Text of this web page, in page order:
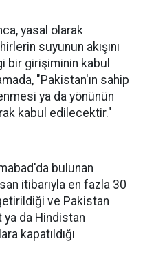
yasal olarak
suyunun akışını
bir girişiminin kabul
"Pakistan'ın sahip
ya da yönünün
kabul edilecektir."
bulunan
itibarıyla en fazla 30
ve Pakistan
ya da Hindistan
kapatıldığı